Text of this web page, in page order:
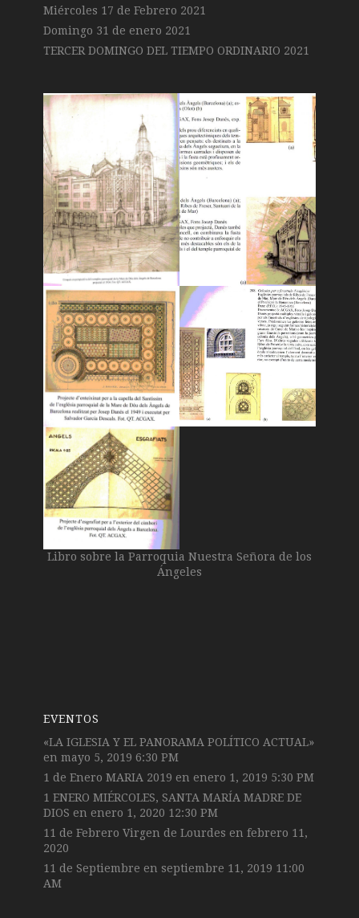
Miércoles 17 de Febrero 2021
Domingo 31 de enero 2021
TERCER DOMINGO DEL TIEMPO ORDINARIO 2021
Libro sobre la Parroquia Nuestra Señora de los
Ángeles
EVENTOS
«LA IGLESIA Y EL PANORAMA POLÍTICO ACTUAL»
en mayo 5, 2019 6:30 PM
1 de Enero MARIA 2019 en enero 1, 2019 5:30 PM
1 ENERO MIÉRCOLES, SANTA MARÍA MADRE DE
DIOS en enero 1, 2020 12:30 PM
11 de Febrero Virgen de Lourdes en febrero 11,
2020
11 de Septiembre en septiembre 11, 2019 11:00
AM